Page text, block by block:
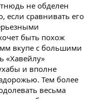
не обделен
если сравнивать его
быть похож
вкупе с большими
«Хавейлу»
и вполне
Тем более
весьма